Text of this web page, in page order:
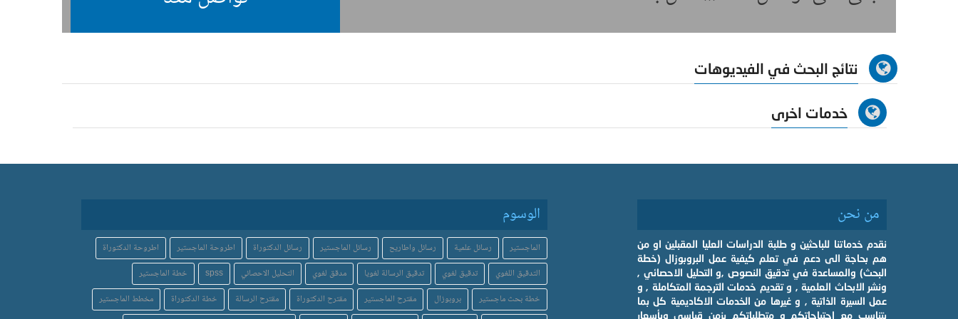
نتائج البحث في الفيديوهات
خدمات اخرى
من نحن
نقدم خدماتنا للباحثين و طلبة الدراسات العليا المقبلين او من
هم بحاجة الى دعم في تعلم كيفية عمل البروبوزال (خطة
البحث) والمساعدة في تدقيق النصوص ,و التحليل الاحصائي ,
ونشر الابحاث العلمية , و تقديم خدمات الترجمة المتكاملة , و
عمل السيرة الذاتية , و غيرها من الخدمات الاكاديمية كل بما
يتناسب مع احتياجاتكم و متطلباتكم بزمن قياسي وبأسعار
الوسوم
الماجستير رسائل علمية رسائل واطاريح رسائل الماجستير رسائل الدكتوراة اطروحة الماجستير
اطروحة الدكتوراة
التدقيق اللغوي
تدقيق لغوي تدقيق الرسالة لغويا مدقق لغوي التحليل الاحصائي spss
خطة الماجستير
خطة بحث ماجستير
بروبوزال مقترح الماجستير مقترح الدكتوراة مقترح الرسالة خطة الدكتوراة
مخطط الماجستير